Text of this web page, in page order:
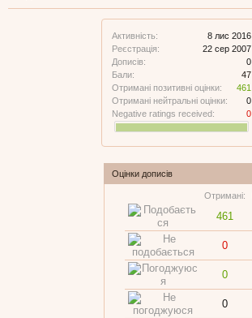
Активність:
8 лис 2016
Реєстрація:
22 сер 2007
Дописів:
0
Бали:
47
Отримані позитивні оцінки:
461
Отримані нейтральні оцінки:
0
Negative ratings received:
0
Оцінки дописів
Отримані:
461
0
0
0